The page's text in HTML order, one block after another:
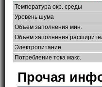
Температура окр. среды
Уровень шума
Объем заполнения мин.
Объем заполнения
Электропитание
Потребление тока макс.
Прочая